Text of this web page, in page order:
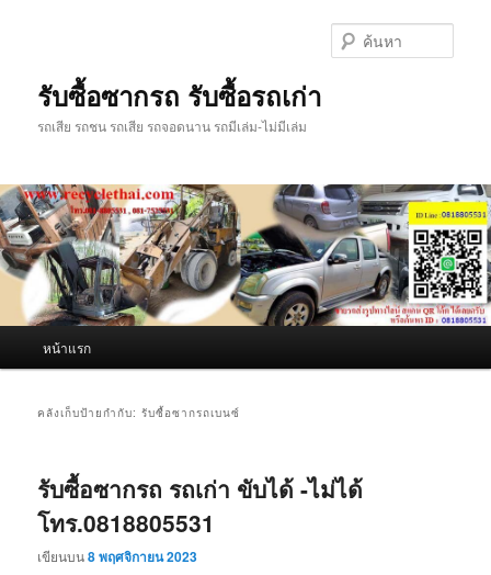
รับซื้อซากรถ รับซื้อรถเก่า
รถเสีย รถชน รถเสีย รถจอดนาน รถมีเล่ม-ไม่มีเล่ม
หน้าแรก
คลังเก็บป้ายกำกับ:รับซื้อซากรถเบนซ์
รับซื้อซากรถ รถเก่า ขับได้ -ไม่ได้
โทร.0818805531
เขียนบน8 พฤศจิกายน 2023